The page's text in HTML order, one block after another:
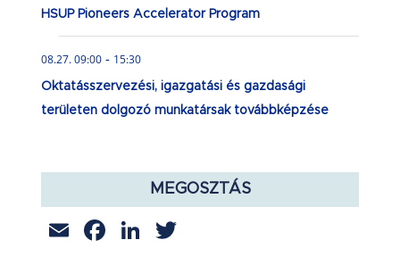
HSUP Pioneers Accelerator Program
08.27. 09:00- 15:30
Oktatásszervezési, igazgatási és gazdasági
területen dolgozó munkatársak továbbképzése
MEGOSZTÁS
EmailFacebook
LinkedIn